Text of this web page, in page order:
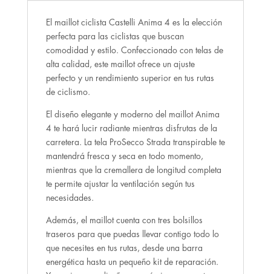
El maillot ciclista Castelli Anima 4 es la elección
perfecta para las ciclistas que buscan
comodidad y estilo. Confeccionado con telas de
alta calidad, este maillot ofrece un ajuste
perfecto y un rendimiento superior en tus rutas
de ciclismo.
El diseño elegante y moderno del maillot Anima
4 te hará lucir radiante mientras disfrutas de la
carretera. La tela ProSecco Strada transpirable te
mantendrá fresca y seca en todo momento,
mientras que la cremallera de longitud completa
te permite ajustar la ventilación según tus
necesidades.
Además, el maillot cuenta con tres bolsillos
traseros para que puedas llevar contigo todo lo
que necesites en tus rutas, desde una barra
energética hasta un pequeño kit de reparación.